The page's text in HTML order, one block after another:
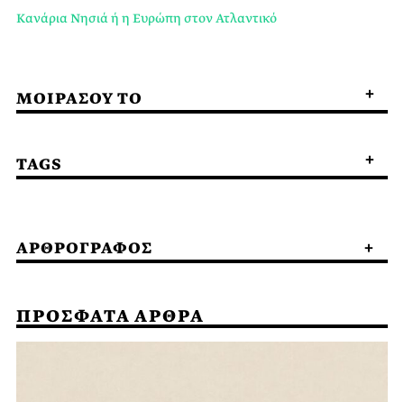
Κανάρια Νησιά ή η Ευρώπη στον Ατλαντικό
ΜΟΙΡΑΣΟΥ ΤΟ
TAGS
ΑΡΘΡΟΓΡΑΦΟΣ
ΠΡΟΣΦΑΤΑ ΑΡΘΡΑ